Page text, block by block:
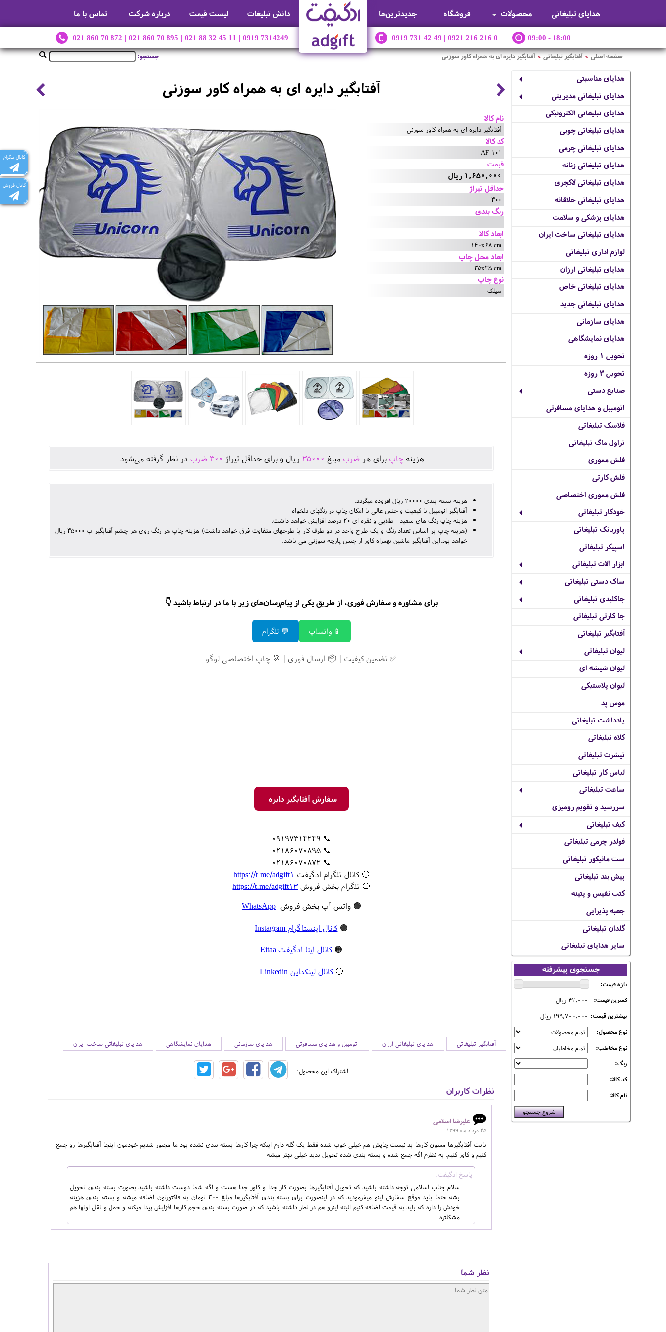
هدایای تبلیغاتی محصولات فروشگاه جديدترين‌ها دانش تبلیغات لیست قیمت درباره شرکت تماس با ما
021 860 70 872 | 021 860 70 895 | 021 88 32 45 11 | 0919 7314249 0919 731 42 49 | 0921 216 216 0 09:00 - 18:00
کانال تلگرام
کانال فروش
جستجو: صفحه اصلی > آفتابگیر تبلیغاتی > آفتابگیر دایره ای به همراه کاور سوزنی
هدایای مناسبتی
هدایای تبلیغاتی مدیریتی
هدایای تبلیغاتی الکترونیکی
هدایای تبلیغاتی چوبی
هدایای تبلیغاتی چرمی
هدایای تبلیغاتی زنانه
هدایای تبلیغاتی لاکچری
هدایای تبلیغاتی خلاقانه
هدایای پزشکی و سلامت
هدایای تبلیغاتی ساخت ایران
لوازم اداری تبلیغاتی
هدایای تبلیغاتی ارزان
هدایای تبلیغاتی خاص
هدایای تبلیغاتی جدید
هدایای سازمانی
هدایای نمایشگاهی
تحویل 1 روزه
تحویل 3 روزه
صنایع دستی
اتومبیل و هدایای مسافرتی
فلاسک تبلیغاتی
تراول ماگ تبلیغاتی
فلش مموری
فلش کارتی
فلش مموری اختصاصی
خودکار تبلیغاتی
پاوربانک تبلیغاتی
اسپیکر تبلیغاتی
ابزار آلات تبلیغاتی
ساک دستی تبلیغاتی
جاکلیدی تبلیغاتی
جا کارتی تبلیغاتی
آفتابگیر تبلیغاتی
لیوان تبلیغاتی
لیوان شیشه ای
لیوان پلاستیکی
موس پد
یادداشت تبلیغاتی
کلاه تبلیغاتی
تیشرت تبلیغاتی
لباس کار تبلیغاتی
ساعت تبلیغاتی
سررسید و تقویم رومیزی
کیف تبلیغاتی
فولدر چرمی تبلیغاتی
ست مانیکور تبلیغاتی
پیش بند تبلیغاتی
کتب نفیس و پتینه
جعبه پذیرایی
گلدان تبلیغاتی
سایر هدایای تبلیغاتی
جستجوی پیشرفته
بازه قیمت:
کمترین قیمت:
42,000 ریال
بیشترین قیمت: 199,700,000 ریال
نوع محصول:
نوع مخاطب:
رنگ:
کد کالا:
نام کالا:
آفتابگیر دایره ای به همراه کاور سوزنی
نام کالا
آفتابگیر دایره ای به همراه کاور سوزنی
کد کالا
AF-101
قیمت
1,650,000 ریال
حداقل تیراژ
300
رنگ بندی
ابعاد کالا
140x68 cm
ابعاد محل چاپ
35x35 cm
نوع چاپ
سیلک
هزينه چاپ برای هر ضرب مبلغ 35000 ريال و برای حداقل تيراژ 300 ضرب در نظر گرفته می‌شود.
هزینه بسته بندی 20000 ریال افزوده میگردد.
آفتابگیر اتومبیل با کیفیت و جنس عالی با امکان چاپ در رنگهای دلخواه
هزینه چاپ رنگ های سفید - طلایی و نقره ای 20 درصد افزایش خواهد داشت.
(هزینه چاپ بر اساس تعداد رنگ و یک طرح واحد در دو طرف کار یا طرحهای متفاوت فرق خواهد داشت) هزینه چاپ هر رنگ روی هر چشم آفتابگیر ب 35000 ریال
خواهد بود.این آفتابگیر ماشین بهمراه کاور از جنس پارچه سوزنی می باشد.
برای مشاوره و سفارش فوری، از طریق یکی از پیام‌رسان‌های زیر با ما در ارتباط باشید 👇
📱 واتساپ 💬 تلگرام
✅ تضمین کیفیت | 📦 ارسال فوری | 🎯 چاپ اختصاصی لوگو
سفارش آفتابگیر دایره
📞 09197314249
📞 02186070895
📞 02186070872
🔵 کانال تلگرام ادگیفت https://t.me/adgift1
🔵 تلگرام بخش فروش https://t.me/adgift13
🟢 واتس آپ بخش فروشWhatsApp
🟣 کانال اینستاگرام Instagram
🟠 کانال ایتا ادگیفت Eitaa
🔴 کانال لینکداین Linkedin
آفتابگیر تبلیغاتی هدایای تبلیغاتی ارزان اتومبیل و هدایای مسافرتی هدایای سازمانی هدایای نمایشگاهی هدایای تبلیغاتی ساخت ایران
اشتراک این محصول:
نظرات کاربران
علیرضا اسلامی
25 مرداد ماه 1399
بابت آفتایگیرها ممنون کارها بد نیست چاپش هم خیلی خوب شده فقط یک گله دارم اینکه چرا کارها بسته بندی نشده بود ما مجبور شدیم خودمون اینجا آفتابگیرها رو جمع
کنیم و کاور کنیم. به نظرم اگه جمع شده و بسته بندی شده تحویل بدید خیلی بهتر میشه
سلام جناب اسلامی توجه داشته باشید که تحویل آفتابگیرها بصورت کار جدا و کاور جدا هست و اگه شما دوست داشته باشید بصورت بسته بندی تحویل
بشه حتما باید موقع سفارش اینو میفرمودید که در اینصورت برای بسته بندی آفتابگیرها مبلغ 300 تومان به فاکتورتون اضافه میشه و بسته بندی هزینه
خودش را داره که باید به قیمت اضافه کنیم البته اینرو هم در نظر داشته باشید که در صورت بسته بندی حجم کارها افزایش پیدا میکنه و حمل و نقل اونها هم
مشکلتره
نظر شما